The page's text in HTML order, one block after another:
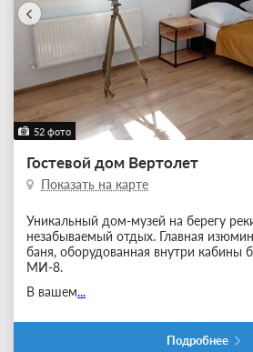
52 фото
Гостевой дом Вертолет
Показать на карте
Уникальный дом-музей на берегу
незабываемый отдых. Главная
баня, оборудованная внутри кабины
МИ-8.
В вашем...
Подробнее